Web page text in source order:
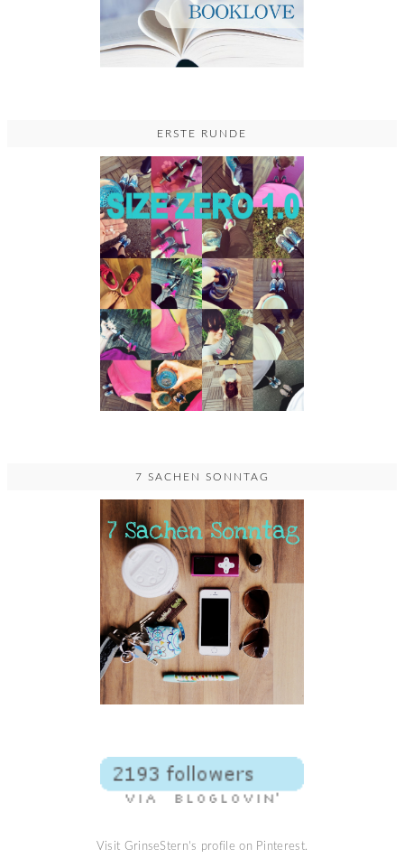
ERSTE RUNDE
7 SACHEN SONNTAG
Visit GrinseStern's profile on Pinterest.